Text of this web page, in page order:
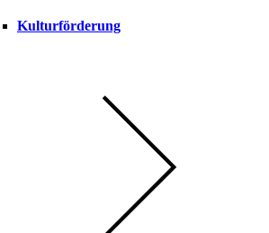
Kulturförderung